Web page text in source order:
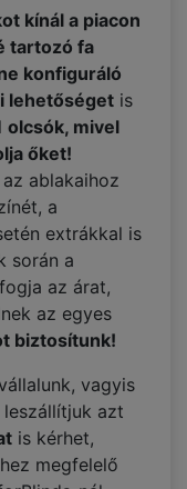
kínál a piacon
tartozó fa
konfiguráló
lehetőséget is
olcsók, mivel
őket!
ablakaihoz
a
extrákkal is
során a
az árat,
az egyes
biztosítunk!
vagyis
azt
is kérhet,
megfelelő